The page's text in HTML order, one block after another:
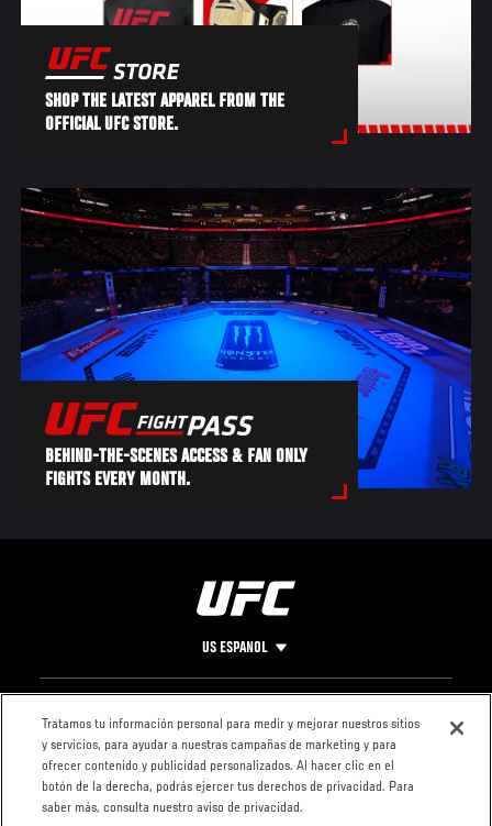
SHOP THE LATEST APPAREL FROM THE
OFFICIAL UFC STORE.
BEHIND-THE-SCENES ACCESS & FAN ONLY
FIGHTS EVERY MONTH.
US ESPANOL
Pie
de
Página
CONTACTO
LEGAL
Condiciones
Política de
privacidad
Tratamos tu información personal para medir y mejorar nuestros sitios
y servicios, para ayudar a nuestras campañas de marketing y para
ofrecer contenido y publicidad personalizados. Al hacer clic en el
botón de la derecha, podrás ejercer tus derechos de privacidad. Para
saber más, consulta nuestro aviso de privacidad.